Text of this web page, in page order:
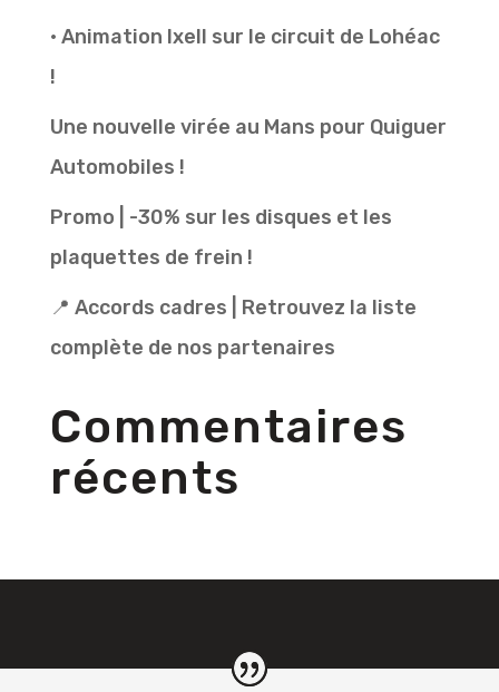
• Animation Ixell sur le circuit de Lohéac
!
Une nouvelle virée au Mans pour Quiguer
Automobiles !
Promo | -30% sur les disques et les
plaquettes de frein !
📍 Accords cadres | Retrouvez la liste
complète de nos partenaires
Commentaires
récents